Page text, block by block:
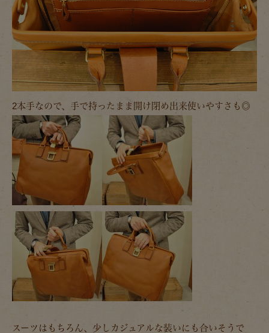
2本手なので、手で持ったまま開け閉め出来使いやすさも◎
スーツはもちろん、少しカジュアルな装いにも合いそうで